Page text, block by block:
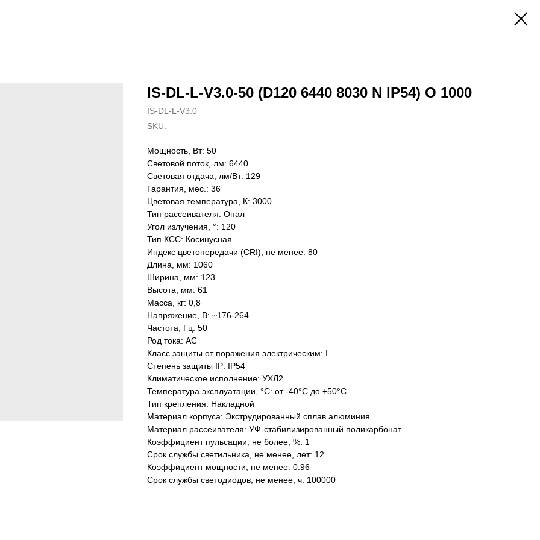
IS-DL-L-V3.0-50 (D120 6440 8030 N IP54) O 1000
IS-DL-L-V3.0
SKU:
Мощность, Вт: 50
Световой поток, лм: 6440
Световая отдача, лм/Вт: 129
Гарантия, мес.: 36
Цветовая температура, К: 3000
Тип рассеивателя: Опал
Угол излучения, °: 120
Тип КСС: Косинусная
Индекс цветопередачи (CRI), не менее: 80
Длина, мм: 1060
Ширина, мм: 123
Высота, мм: 61
Масса, кг: 0,8
Напряжение, В: ~176-264
Частота, Гц: 50
Род тока: AC
Класс защиты от поражения электрическим: I
Степень защиты IP: IP54
Климатическое исполнение: УХЛ2
Температура эксплуатации, °С: от -40°C до +50°C
Тип крепления: Накладной
Материал корпуса: Экструдированный сплав алюминия
Материал рассеивателя: УФ-стабилизированный поликарбонат
Коэффициент пульсации, не более, %: 1
Срок службы светильника, не менее, лет: 12
Коэффициент мощности, не менее: 0.96
Срок службы светодиодов, не менее, ч: 100000